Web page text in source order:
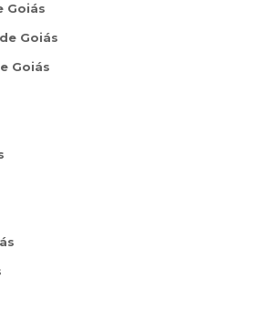
Goiás
Goiás
Goiás